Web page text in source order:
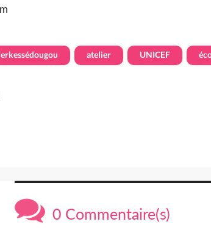
atelier UNICEF
0 Commentaire(s)